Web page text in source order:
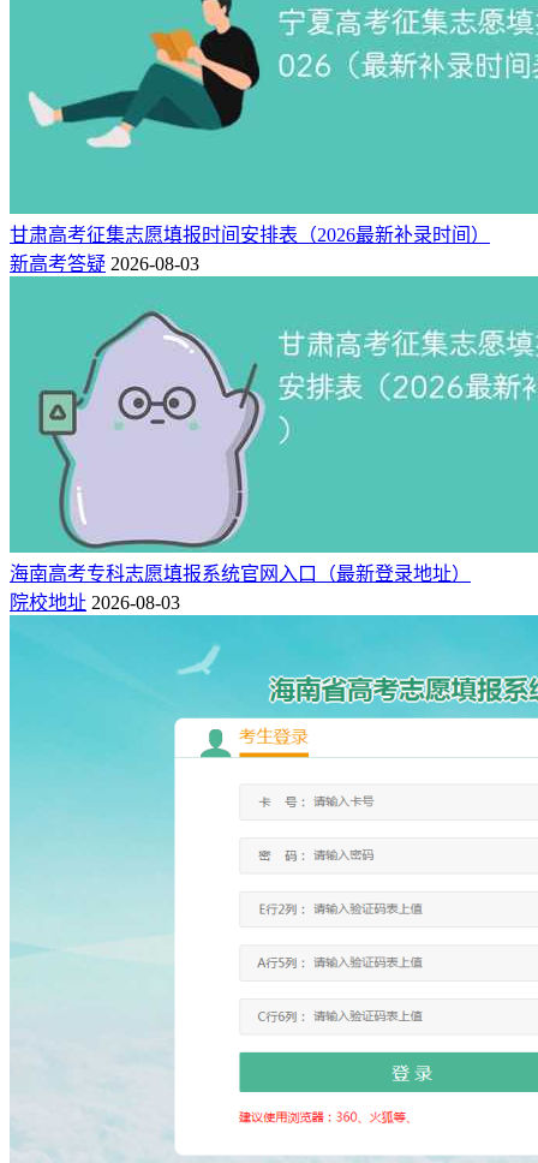
甘肃高考征集志愿填报时间安排表（2026最新补录时间）
新高考答疑 2026-08-03
海南高考专科志愿填报系统官网入口（最新登录地址）
院校地址 2026-08-03